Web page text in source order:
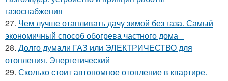
газоснабжения
27. Чем лучше отапливать дачу зимой без газа. Самый
экономичный способ обогрева частного дома
28. Долго думали ГАЗ или ЭЛЕКТРИЧЕСТВО для
отопления. Энергетический
29. Сколько стоит автономное отопление в квартире.